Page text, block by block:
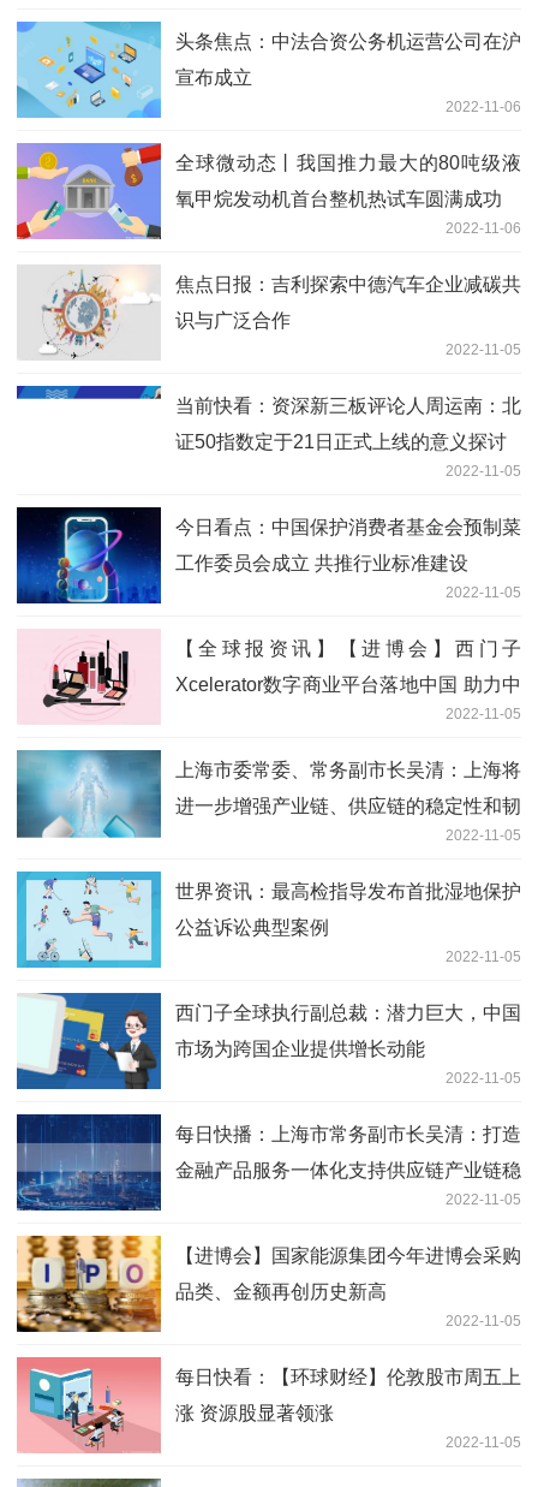
头条焦点：中法合资公务机运营公司在沪
宣布成立
2022-11-06
全球微动态丨我国推力最大的80吨级液
氧甲烷发动机首台整机热试车圆满成功
2022-11-06
焦点日报：吉利探索中德汽车企业减碳共
识与广泛合作
2022-11-05
当前快看：资深新三板评论人周运南：北
证50指数定于21日正式上线的意义探讨
2022-11-05
今日看点：中国保护消费者基金会预制菜
工作委员会成立 共推行业标准建设
2022-11-05
【全球报资讯】【进博会】西门子
Xcelerator数字商业平台落地中国 助力中
2022-11-05
上海市委常委、常务副市长吴清：上海将
进一步增强产业链、供应链的稳定性和韧
2022-11-05
世界资讯：最高检指导发布首批湿地保护
公益诉讼典型案例
2022-11-05
西门子全球执行副总裁：潜力巨大，中国
市场为跨国企业提供增长动能
2022-11-05
每日快播：上海市常务副市长吴清：打造
金融产品服务一体化支持供应链产业链稳
2022-11-05
【进博会】国家能源集团今年进博会采购
品类、金额再创历史新高
2022-11-05
每日快看：【环球财经】伦敦股市周五上
涨 资源股显著领涨
2022-11-05